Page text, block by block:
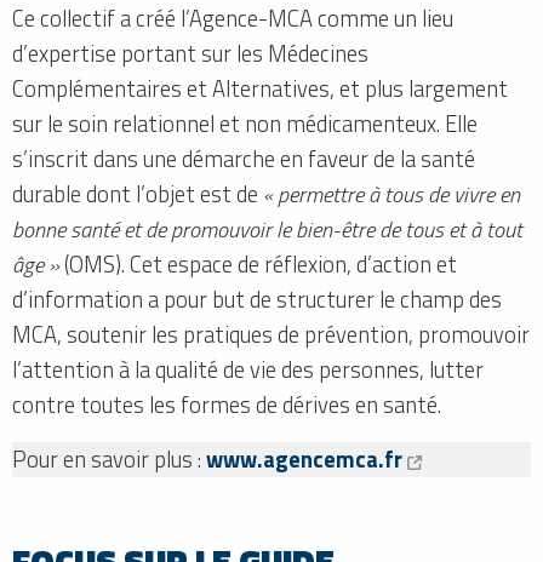
Ce collectif a créé l’Agence-MCA comme un lieu
d’expertise portant sur les Médecines
Complémentaires et Alternatives, et plus largement
sur le soin relationnel et non médicamenteux. Elle
s’inscrit dans une démarche en faveur de la santé
durable dont l’objet est de « permettre à tous de vivre en
bonne santé et de promouvoir le bien-être de tous et à tout
âge »(OMS). Cet espace de réflexion, d’action et
d’information a pour but de structurer le champ des
MCA, soutenir les pratiques de prévention, promouvoir
l’attention à la qualité de vie des personnes, lutter
contre toutes les formes de dérives en santé.
Pour en savoir plus :www.agencemca.fr